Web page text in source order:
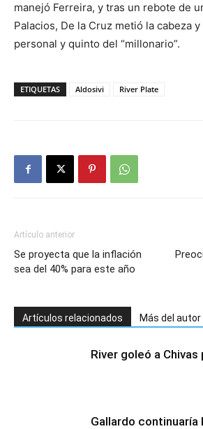
manejó Ferreira, y tras un rebote de
Palacios, De la Cruz metió la cabeza
personal y quinto del “millonario”.
ETIQUETAS Aldosivi River Plate
Artículo anterior
Se proyecta que la inflación
sea del 40% para este año
Artículos relacionados Más del autor
River goleó a Chivas
Gallardo continuaría